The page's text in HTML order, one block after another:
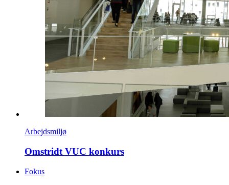
Arbejdsmiljø
Omstridt VUC konkurs
Fokus